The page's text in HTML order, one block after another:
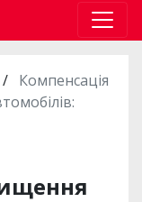
/ Компенсація